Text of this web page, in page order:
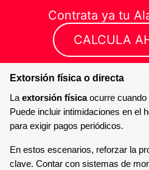
Contrata ya tu
CALCULA
Extorsión física o directa
Laextorsión físicaocurre cuando
Puede incluir intimidaciones en el
para exigir pagos periódicos.
En estos escenarios, reforzar la
clave. Contar con sistemas de